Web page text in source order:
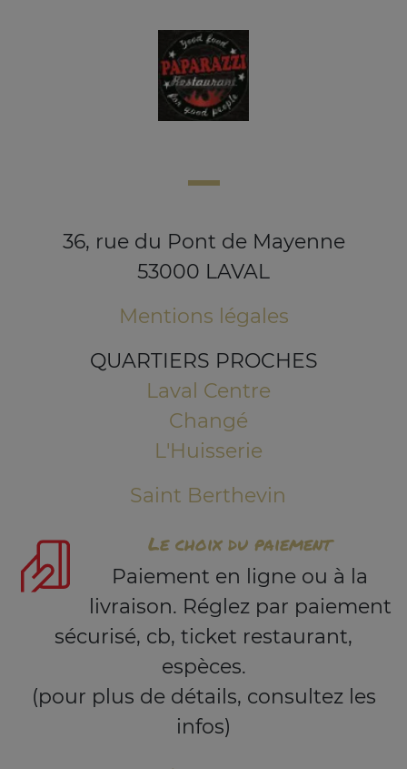
36, rue du Pont de Mayenne
53000 LAVAL
Mentions légales
QUARTIERS PROCHES
Laval Centre
Changé
L'Huisserie
Saint Berthevin
Le choix du paiement
Paiement en ligne ou à la
livraison. Réglez par paiement
sécurisé, cb, ticket restaurant,
espèces.
(pour plus de détails, consultez les
infos)